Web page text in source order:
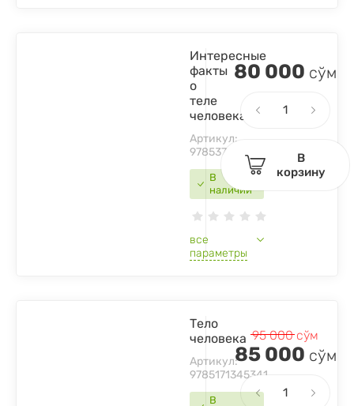
В
наличии
Интересные
факты
о
теле
человека
Артикул:
9785378306572
все
параметры
80 000 сўм
В
корзину
В
Тело
человека
Артикул:
9785171345341
95 000сўм
85 000 сўм